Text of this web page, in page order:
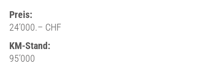
Preis:
24’000.– CHF
KM-Stand:
95’000